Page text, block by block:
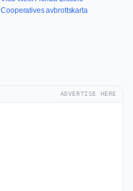
Cooperatives avbrottskarta
ADVERTISE HERE